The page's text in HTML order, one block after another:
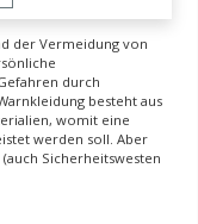
der Vermeidung von
durch
besteht aus
womit eine
werden soll. Aber
Sicherheitswesten